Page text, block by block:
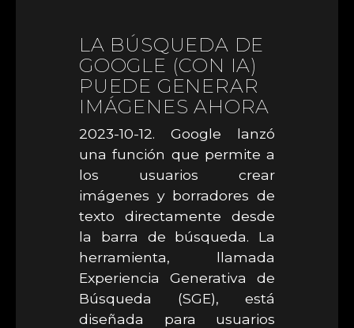
LA BÚSQUEDA DE
GOOGLE (CON IA)
PUEDE GENERAR
IMÁGENES AHORA
2023-10-12. Google lanzó
una función que permite a
los usuarios crear
imágenes y borradores de
texto directamente desde
la barra de búsqueda. La
herramienta, llamada
Experiencia Generativa de
Búsqueda (SGE), está
diseñada para usuarios